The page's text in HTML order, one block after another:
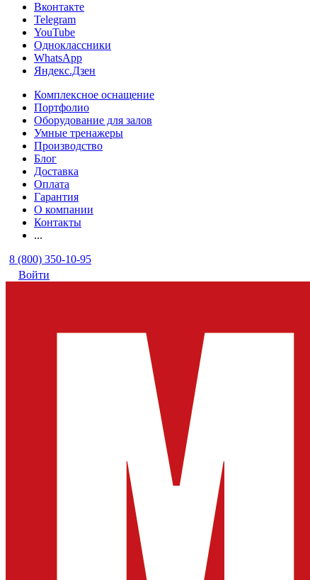
Вконтакте
Telegram
YouTube
Одноклассники
WhatsApp
Яндекс.Дзен
Комплексное оснащение
Портфолио
Оборудование для залов
Умные тренажеры
Производство
Блог
Доставка
Оплата
Гарантия
О компании
Контакты
...
8 (800) 350-10-95
Войти